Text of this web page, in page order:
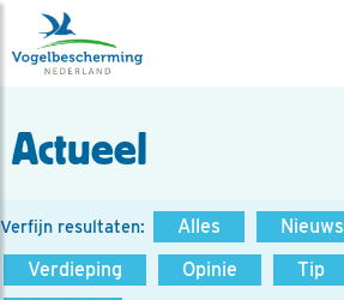
Actueel
Verfijn resultaten: Alles Nieuws
Verdieping
Opinie Tip